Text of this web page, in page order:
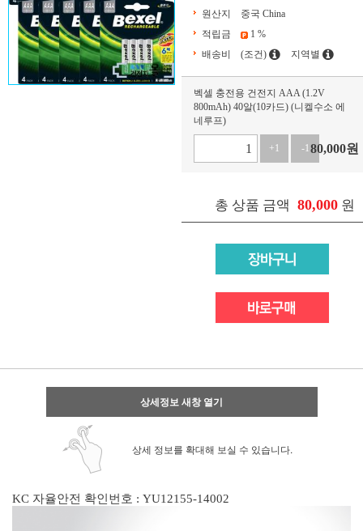
원산지
중국 China
적립금
1 %
배송비
(조건) 지역별
벡셀 충전용 건전지 AAA (1.2V
800mAh) 40알(10카드) (니켈수소 에
네루프)
+1 -180,000원
총 상품 금액 80,000 원
상세정보 새창 열기
상세 정보를 확대해 보실 수 있습니다.
KC 자율안전 확인번호 : YU12155-14002